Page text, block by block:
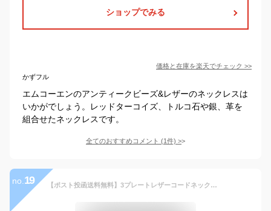
ショップでみる
価格と在庫を楽天でチェック >>
かずフル
エムコーエンのアンティークビーズ&レザーのネックレスは
いかがでしょう。レッドターコイズ、トルコ石や銀、革を
組合せたネックレスです。
全てのおすすめコメント (1件) >
no. 19 【ポスト投函送料無料】3プレートレザーコードネックレス メンズネックレス レディースネックレス プレート レザー ペア ユニセックス 誕生日 プレゼント ネックレス